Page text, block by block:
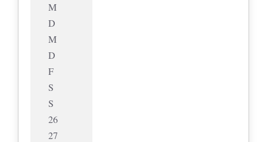
M
D
M
D
F
S
S
26
27